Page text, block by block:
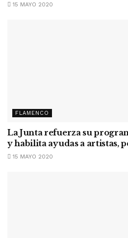
15 MAYO 2020
FLAMENCO
La Junta refuerza su
y habilita ayudas a artistas,
15 MAYO 2020